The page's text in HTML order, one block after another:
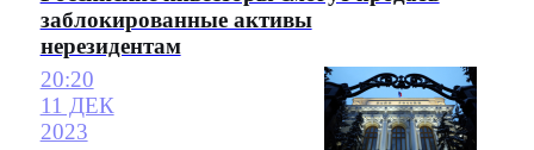
заблокированные активы
нерезидентам
20:20
11 ДЕК
2023